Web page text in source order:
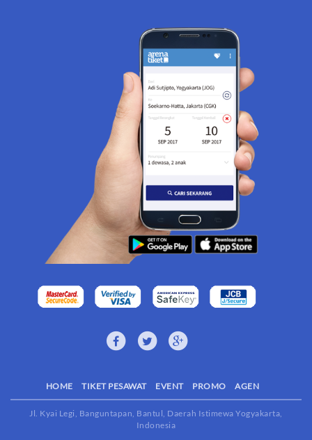
HOME TIKET PESAWAT EVENT PROMO AGEN
Jl. Kyai Legi, Banguntapan, Bantul, Daerah Istimewa Yogyakarta,
Indonesia